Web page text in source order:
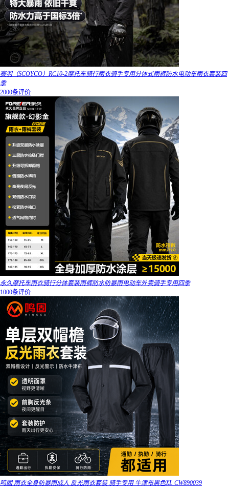
赛羽（SCOYCO）RC10-2摩托车骑行雨衣骑手专用分体式雨裤防水电动车雨衣套装四
季
2000条评价
永久摩托车雨衣骑行分体套装雨裤防水防暴雨电动车外卖骑手专用四季
1000条评价
鸣固 雨衣全身防暴雨成人 反光雨衣套装 骑手专用 牛津布黑色XL CW890039